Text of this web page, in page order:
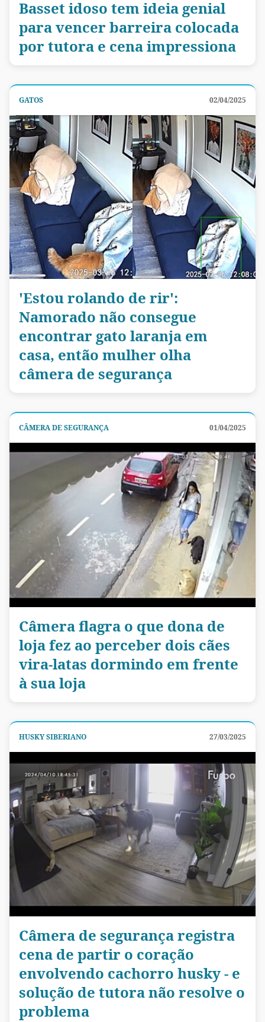
Basset idoso tem ideia genial
para vencer barreira colocada
por tutora e cena impressiona
GATOS 02/04/2025
'Estou rolando de rir':
Namorado não consegue
encontrar gato laranja em
casa, então mulher olha
câmera de segurança
CÂMERA DE SEGURANÇA 01/04/2025
Câmera flagra o que dona de
loja fez ao perceber dois cães
vira-latas dormindo em frente
à sua loja
HUSKY SIBERIANO 27/03/2025
Câmera de segurança registra
cena de partir o coração
envolvendo cachorro husky - e
solução de tutora não resolve o
problema